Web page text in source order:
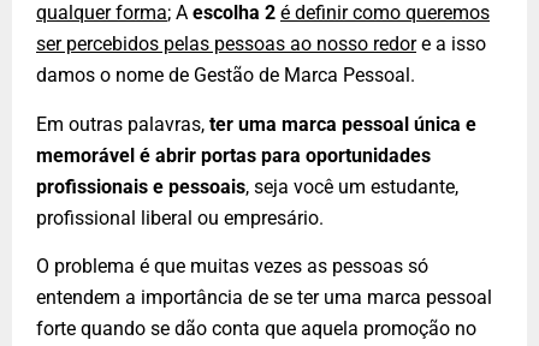
qualquer forma; A escolha 2 é definir como queremos
ser percebidos pelas pessoas ao nosso redore a isso
damos o nome de Gestão de Marca Pessoal.
Em outras palavras, ter uma marca pessoal única e
memorável é abrir portas para oportunidades
profissionais e pessoais, seja você um estudante,
profissional liberal ou empresário.
O problema é que muitas vezes as pessoas só
entendem a importância de se ter uma marca pessoal
forte quando se dão conta que aquela promoção no